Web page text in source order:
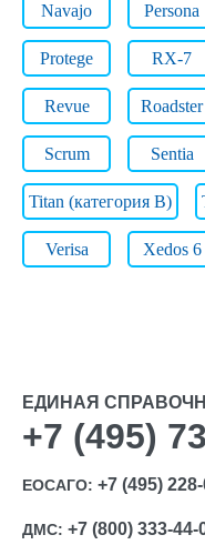
Navajo Persona
Protege RX-7
Revue Roadster
Scrum Sentia
Titan (категория B)
Verisa Xedos 6
ЕДИНАЯ
+7 (495)
ЕОСАГО: +7 (495)
ДМС: +7 (800) 333-44-